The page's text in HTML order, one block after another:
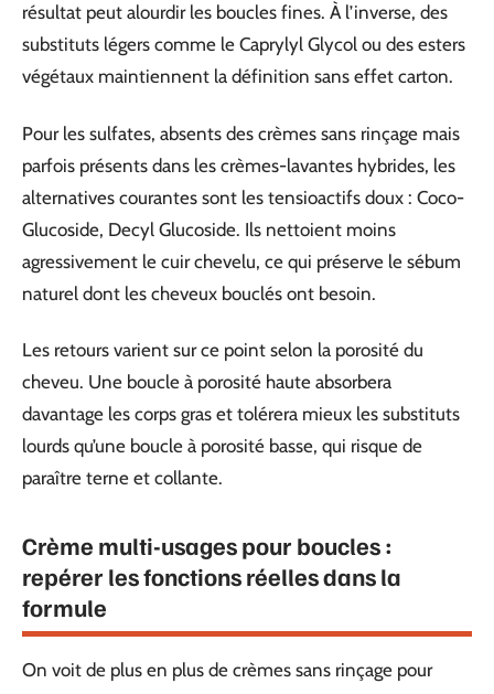
résultat peut alourdir les boucles fines. À l’inverse, des
substituts légers comme le Caprylyl Glycol ou des esters
végétaux maintiennent la définition sans effet carton.
Pour les sulfates, absents des crèmes sans rinçage mais
parfois présents dans les crèmes-lavantes hybrides, les
alternatives courantes sont les tensioactifs doux : Coco-
Glucoside, Decyl Glucoside. Ils nettoient moins
agressivement le cuir chevelu, ce qui préserve le sébum
naturel dont les cheveux bouclés ont besoin.
Les retours varient sur ce point selon la porosité du
cheveu. Une boucle à porosité haute absorbera
davantage les corps gras et tolérera mieux les substituts
lourds qu’une boucle à porosité basse, qui risque de
paraître terne et collante.
Crème multi-usages pour boucles :
repérer les fonctions réelles dans la
formule
On voit de plus en plus de crèmes sans rinçage pour